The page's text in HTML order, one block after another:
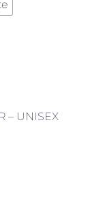
– UNISEX